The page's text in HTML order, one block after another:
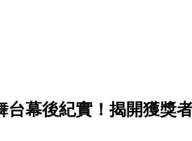
台幕後紀實！揭開獲獎